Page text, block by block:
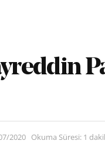
2020 Okuma Süresi: 1